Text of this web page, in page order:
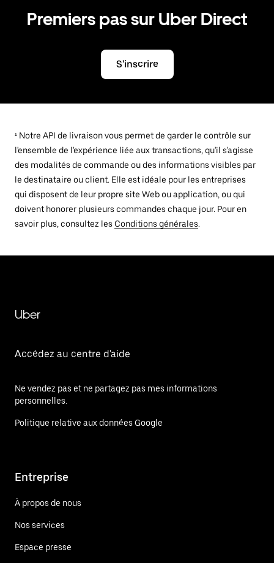
Premiers pas sur Uber Direct
S'inscrire
¹ Notre API de livraison vous permet de garder le contrôle sur
l'ensemble de l'expérience liée aux transactions, qu'il s'agisse
des modalités de commande ou des informations visibles par
le destinataire ou client. Elle est idéale pour les entreprises
qui disposent de leur propre site Web ou application, ou qui
doivent honorer plusieurs commandes chaque jour. Pour en
savoir plus, consultez les Conditions générales.
Uber
Accédez au centre d'aide
Ne vendez pas et ne partagez pas mes informations
personnelles.
Politique relative aux données Google
Entreprise
À propos de nous
Nos services
Espace presse